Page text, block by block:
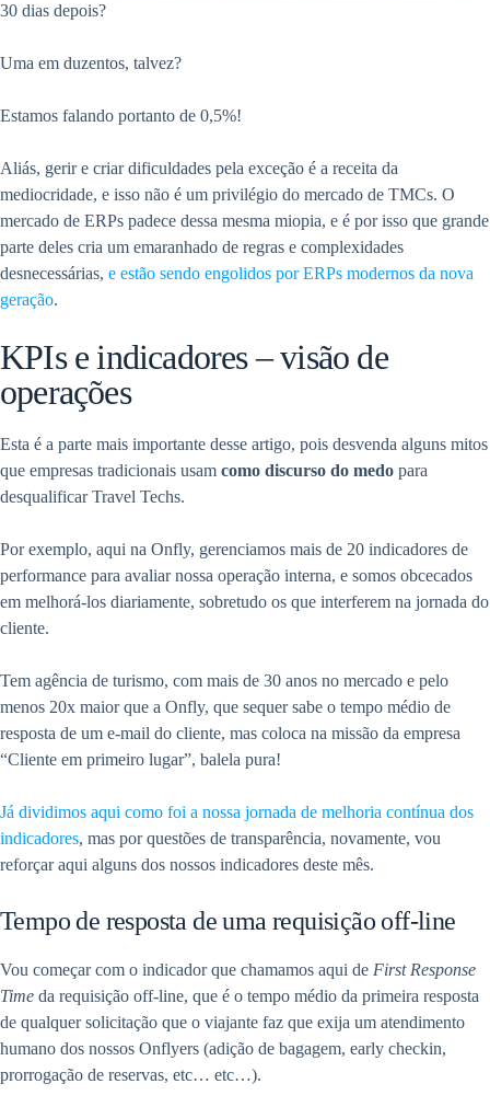
30 dias depois?
Uma em duzentos, talvez?
Estamos falando portanto de 0,5%!
Aliás, gerir e criar dificuldades pela exceção é a receita da
mediocridade, e isso não é um privilégio do mercado de TMCs. O
mercado de ERPs padece dessa mesma miopia, e é por isso que grande
parte deles cria um emaranhado de regras e complexidades
desnecessárias, e estão sendo engolidos por ERPs modernos da nova
geração.
KPIs e indicadores – visão de
operações
Esta é a parte mais importante desse artigo, pois desvenda alguns mitos
que empresas tradicionais usam como discurso do medo para
desqualificar Travel Techs.
Por exemplo, aqui na Onfly, gerenciamos mais de 20 indicadores de
performance para avaliar nossa operação interna, e somos obcecados
em melhorá-los diariamente, sobretudo os que interferem na jornada do
cliente.
Tem agência de turismo, com mais de 30 anos no mercado e pelo
menos 20x maior que a Onfly, que sequer sabe o tempo médio de
resposta de um e-mail do cliente, mas coloca na missão da empresa
“Cliente em primeiro lugar”, balela pura!
Já dividimos aqui como foi a nossa jornada de melhoria contínua dos
indicadores, mas por questões de transparência, novamente, vou
reforçar aqui alguns dos nossos indicadores deste mês.
Tempo de resposta de uma requisição off-line
Vou começar com o indicador que chamamos aqui de First Response
Time da requisição off-line, que é o tempo médio da primeira resposta
de qualquer solicitação que o viajante faz que exija um atendimento
humano dos nossos Onflyers (adição de bagagem, early checkin,
prorrogação de reservas, etc… etc…).